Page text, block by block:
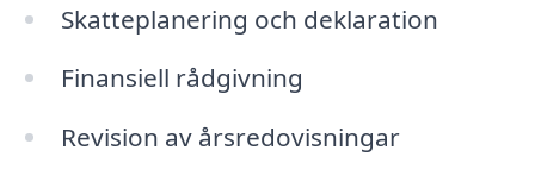
Skatteplanering och deklaration
Finansiell rådgivning
Revision av årsredovisningar